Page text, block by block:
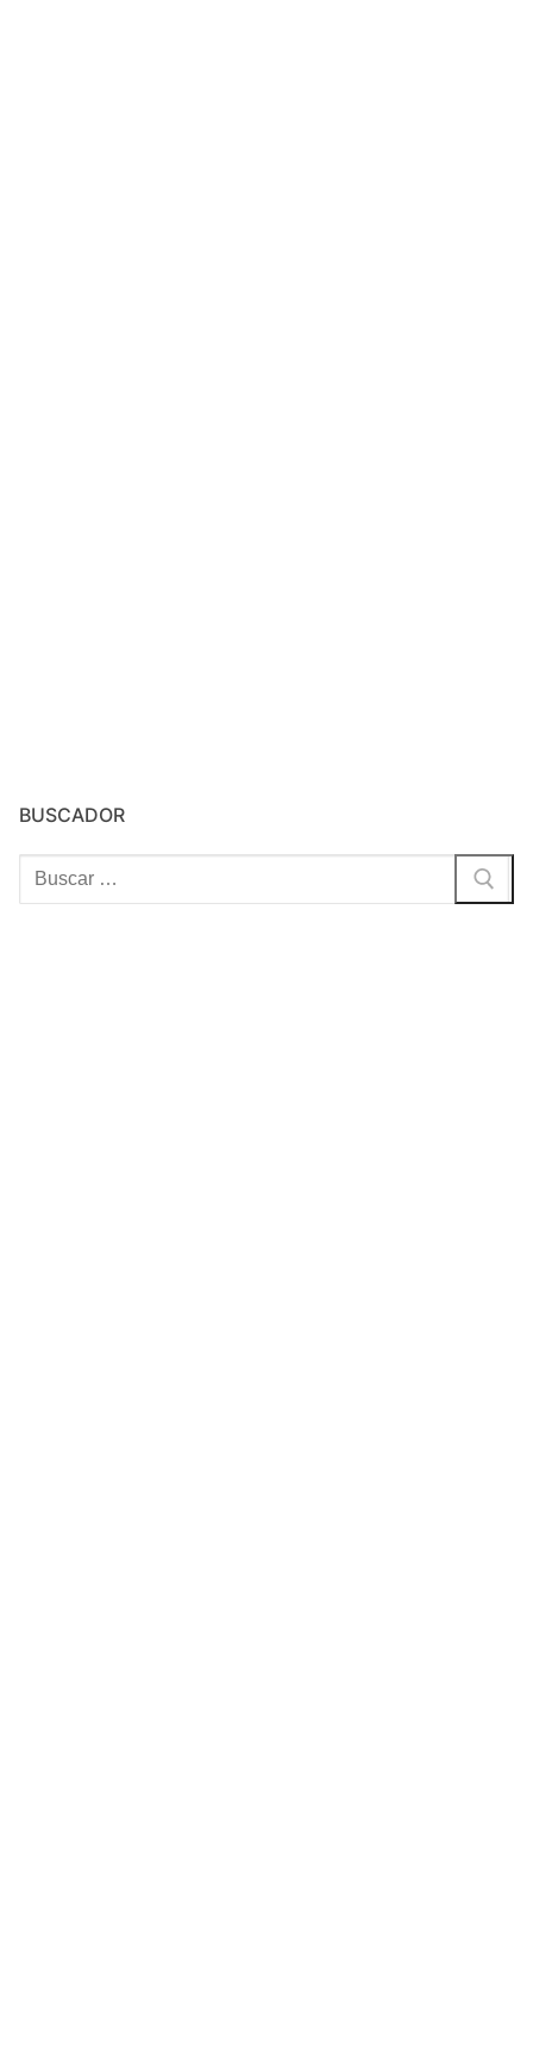
BUSCADOR
Buscar: